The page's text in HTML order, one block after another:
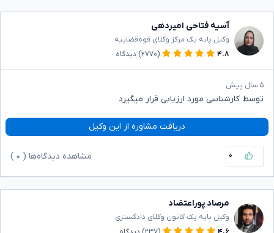
آسیه فتاحی امیردهی
وکیل پایه یک مرکز وکلای قوه‌قضاییه
۴.۸
(۲۷۷۰) دیدگاه
۵ سال پیش
توسط کارشناسی مورد ارزیابی قرار میگیرد
دریافت مشاوره از این وکیل
۰ مشاهده دیدگاه‌ها ( ۰
مرصاد پوراعتضاد
وکیل پایه یک کانون وکلای دادگستری